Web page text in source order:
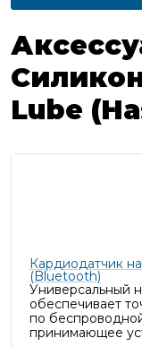
Lube
Кардиодатчик
(Bluetooth)
Универсальный
обеспечивает
по
принимающее